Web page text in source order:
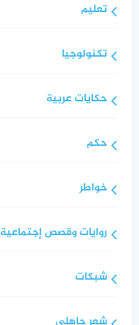
تعليم
تكنولوجيا
حكايات عربية
حكم
خواطر
روايات وقصص إجتماعية
شبكات